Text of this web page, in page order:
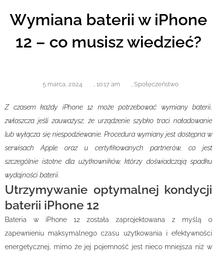
Wymiana baterii w iPhone
12 – co musisz wiedzieć?
5 marca, 2024 10:17 am Społęczeństwo
Z czasem każdy iPhone 12 może potrzebować wymiany baterii,
zwłaszcza jeśli zauważysz, że urządzenie szybko traci naładowanie
lub wyłącza się niespodziewanie. Procedura wymiany jest dostępna w
serwisach Apple oraz u certyfikowanych partnerów, co jest
szczególnie istotne dla użytkowników, którzy doświadczają spadku
wydajności baterii.
Utrzymywanie optymalnej kondycji
baterii iPhone 12
Bateria w iPhone 12 została zaprojektowana z myślą o
zapewnieniu maksymalnego czasu użytkowania i efektywności
energetycznej, mimo że jej pojemność jest nieco mniejsza niż w